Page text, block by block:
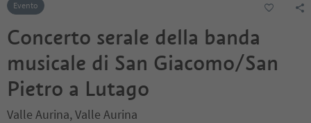
Evento
Concerto serale della banda
musicale di San Giacomo/San
Pietro a Lutago
Valle Aurina, Valle Aurina